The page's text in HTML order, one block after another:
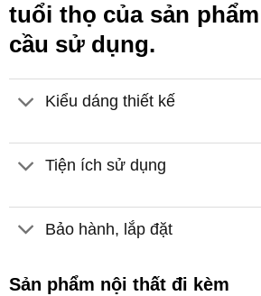
tuổi thọ của sản
cầu sử dụng.
Kiểu dáng thiết kế
Tiện ích sử dụng
Bảo hành, lắp đặt
Sản phẩm nội thất đi kèm